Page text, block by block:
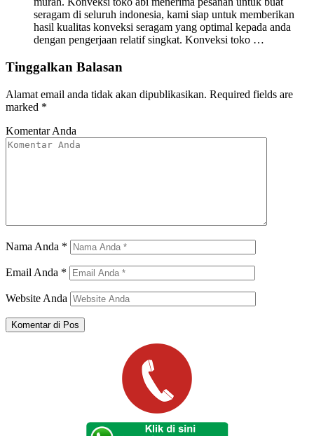
seragam di seluruh indonesia, kami siap untuk memberikan
hasil kualitas konveksi seragam yang optimal kepada anda
dengan pengerjaan relatif singkat. Konveksi toko …
Tinggalkan Balasan
Alamat email anda tidak akan dipublikasikan. Required fields are
marked *
Komentar Anda
Nama Anda *
Email Anda *
Website Anda